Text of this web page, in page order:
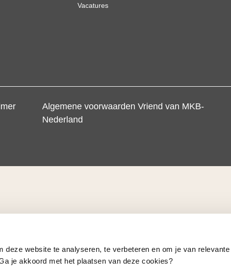
deze website te analyseren, te verbeteren en om je van relevante
je akkoord met het plaatsen van deze cookies?
Vacatures
Algemene voorwaarden Vriend van MKB-
Nederland